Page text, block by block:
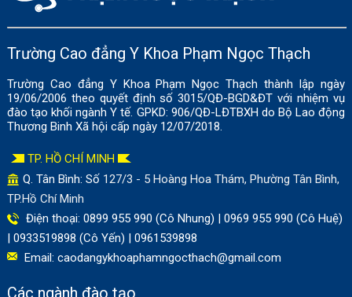
Trường Cao đẳng Y Khoa Phạm Ngọc Thạch
Trường Cao đẳng Y Khoa Phạm Ngọc Thạch thành lập ngày
19/06/2006 theo quyết định số 3015/QĐ-BGD&ĐT với nhiệm vụ
đào tạo khối ngành Y tế. GPKD: 906/QĐ-LĐTBXH do Bộ Lao động
Thương Binh Xã hội cấp ngày 12/07/2018.
TP. HỒ CHÍ MINH
Q. Tân Bình: Số 127/3 - 5 Hoàng Hoa Thám, Phường Tân Bình,
TP.Hồ Chí Minh
Điện thoại: 0899 955 990 (Cô Nhung) | 0969 955 990 (Cô Huệ)
| 0933519898 (Cô Yến) | 0961539898
Email: caodangykhoaphamngocthach@gmail.com
Các ngành đào tạo